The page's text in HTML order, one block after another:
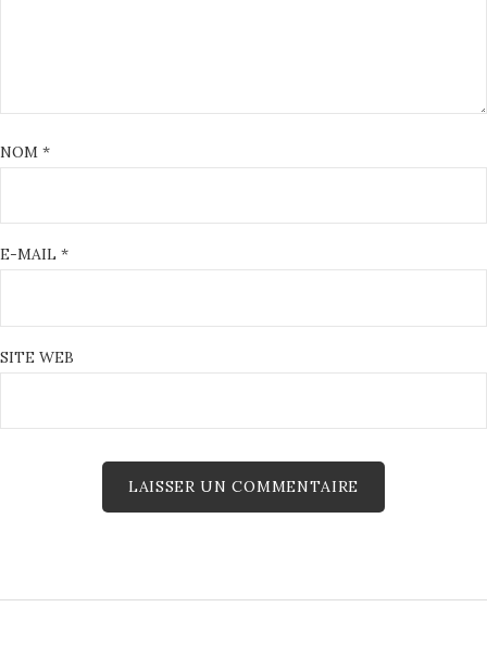
NOM *
E-MAIL *
SITE WEB